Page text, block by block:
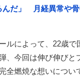
んだ」 月経異常や
によって、22歳で
、今回は伸び伸び
全燃焼な想いについ